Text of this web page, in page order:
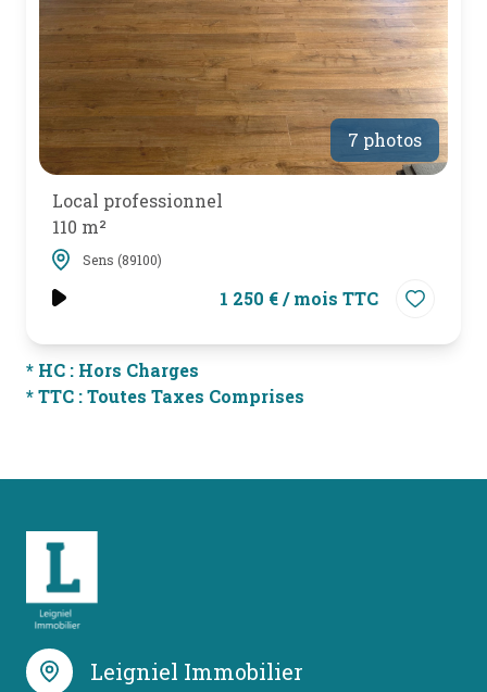
7 photos
Local professionnel
110 m²
Sens (89100)
1 250 € / mois TTC
* HC : Hors Charges
* TTC : Toutes Taxes Comprises
Leigniel Immobilier